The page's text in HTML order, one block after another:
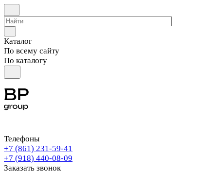
Каталог
По всему сайту
По каталогу
Телефоны
+7 (861) 231-59-41
+7 (918) 440-08-09
Заказать звонок